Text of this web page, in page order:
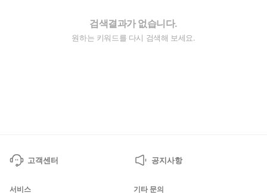
검색결과가 없습니다.
원하는 키워드를 다시 검색해 보세요.
고객센터 공지사항
서비스 기타 문의